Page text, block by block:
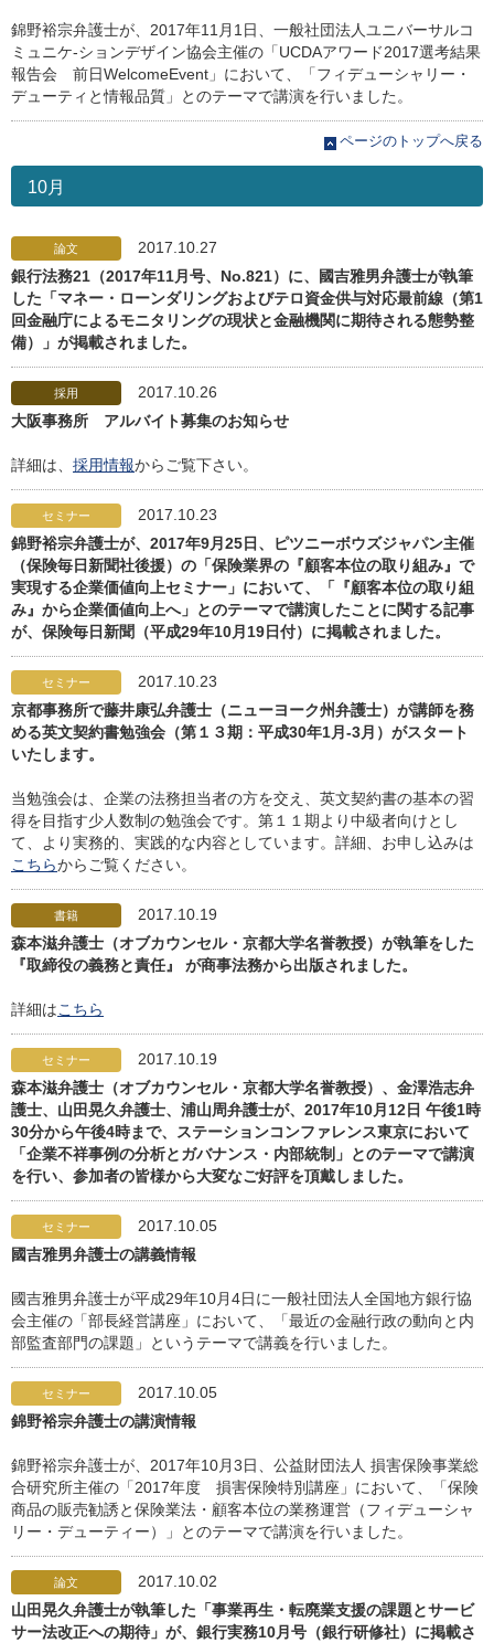
錦野裕宗弁護士が、2017年11月1日、一般社団法人ユニバーサルコ
ミュニケ-ションデザイン協会主催の「UCDAアワード2017選考結果
報告会 前日WelcomeEvent」において、「フィデューシャリー・
デューティと情報品質」とのテーマで講演を行いました。
ページのトップへ戻る
10月
論文
2017.10.27
銀行法務21（2017年11月号、No.821）に、國吉雅男弁護士が執筆
した「マネー・ローンダリングおよびテロ資金供与対応最前線（第1
回金融庁によるモニタリングの現状と金融機関に期待される態勢整
備）」が掲載されました。
採用
2017.10.26
大阪事務所 アルバイト募集のお知らせ
詳細は、 採用情報からご覧下さい。
セミナー
2017.10.23
錦野裕宗弁護士が、2017年9月25日、ピツニーボウズジャパン主催
（保険毎日新聞社後援）の「保険業界の『顧客本位の取り組み』で
実現する企業価値向上セミナー」において、「『顧客本位の取り組
み』から企業価値向上へ」とのテーマで講演したことに関する記事
が、保険毎日新聞（平成29年10月19日付）に掲載されました。
セミナー
2017.10.23
京都事務所で藤井康弘弁護士（ニューヨーク州弁護士）が講師を務
める英文契約書勉強会（第１３期：平成30年1月-3月）がスタート
いたします。
当勉強会は、企業の法務担当者の方を交え、英文契約書の基本の習
得を目指す少人数制の勉強会です。第１１期より中級者向けとし
て、より実務的、実践的な内容としています。詳細、お申し込みは
こちらからご覧ください。
書籍
2017.10.19
森本滋弁護士（オブカウンセル・京都大学名誉教授）が執筆をした
『取締役の義務と責任』 が商事法務から出版されました。
詳細はこちら
セミナー
2017.10.19
森本滋弁護士（オブカウンセル・京都大学名誉教授）、金澤浩志弁
護士、山田晃久弁護士、浦山周弁護士が、2017年10月12日 午後1時
30分から午後4時まで、ステーションコンファレンス東京において
「企業不祥事例の分析とガバナンス・内部統制」とのテーマで講演
を行い、参加者の皆様から大変なご好評を頂戴しました。
セミナー
2017.10.05
國吉雅男弁護士の講義情報
國吉雅男弁護士が平成29年10月4日に一般社団法人全国地方銀行協
会主催の「部長経営講座」において、「最近の金融行政の動向と内
部監査部門の課題」というテーマで講義を行いました。
セミナー
2017.10.05
錦野裕宗弁護士の講演情報
錦野裕宗弁護士が、2017年10月3日、公益財団法人 損害保険事業総
合研究所主催の「2017年度 損害保険特別講座」において、「保険
商品の販売勧誘と保険業法・顧客本位の業務運営（フィデューシャ
リー・デューティー）」とのテーマで講演を行いました。
論文
2017.10.02
山田晃久弁護士が執筆した「事業再生・転廃業支援の課題とサービ
サー法改正への期待」が、銀行実務10月号（銀行研修社）に掲載さ